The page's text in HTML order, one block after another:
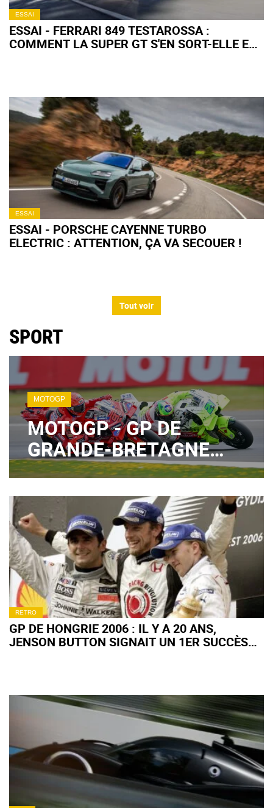
ESSAI
ESSAI - FERRARI 849 TESTAROSSA :
COMMENT LA SUPER GT S'EN SORT-ELLE EN
ESSAI
ESSAI - PORSCHE CAYENNE TURBO
ELECTRIC : ATTENTION, ÇA VA SECOUER !
Tout voir
SPORT
MOTOGP
MOTOGP - GP DE
GRANDE-BRETAGNE
2026 : LE PROGRAMME
TV DES ESSAIS DU
VENDREDI
RETRO
GP DE HONGRIE 2006 : IL Y A 20 ANS,
JENSON BUTTON SIGNAIT UN 1ER SUCCÈS